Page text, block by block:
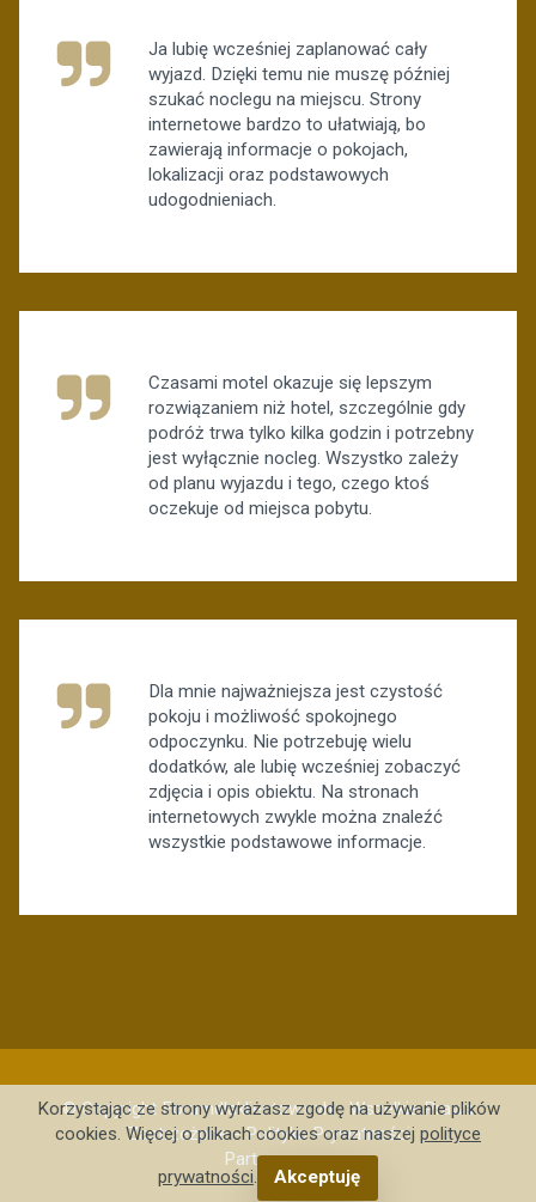
Ja lubię wcześniej zaplanować cały
wyjazd. Dzięki temu nie muszę później
szukać noclegu na miejscu. Strony
internetowe bardzo to ułatwiają, bo
zawierają informacje o pokojach,
lokalizacji oraz podstawowych
udogodnieniach.
Czasami motel okazuje się lepszym
rozwiązaniem niż hotel, szczególnie gdy
podróż trwa tylko kilka godzin i potrzebny
jest wyłącznie nocleg. Wszystko zależy
od planu wyjazdu i tego, czego ktoś
oczekuje od miejsca pobytu.
Dla mnie najważniejsza jest czystość
pokoju i możliwość spokojnego
odpoczynku. Nie potrzebuję wielu
dodatków, ale lubię wcześniej zobaczyć
zdjęcia i opis obiektu. Na stronach
internetowych zwykle można znaleźć
wszystkie podstawowe informacje.
© Copyright Forumdlaklientow.ovh - Wszelkie Prawa
Zastrzeżone -Polityka Prywatności
Partnerzy: .
Korzystając ze strony wyrażasz zgodę na używanie plików
cookies. Więcej o plikach cookies oraz naszej polityce
prywatności. Akceptuję